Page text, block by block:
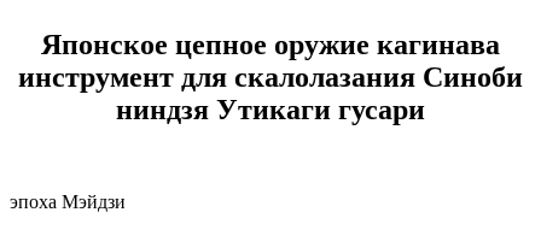
Японское цепное оружие кагинава
инструмент для скалолазания Синоби
ниндзя Утикаги гусари
эпоха Мэйдзи